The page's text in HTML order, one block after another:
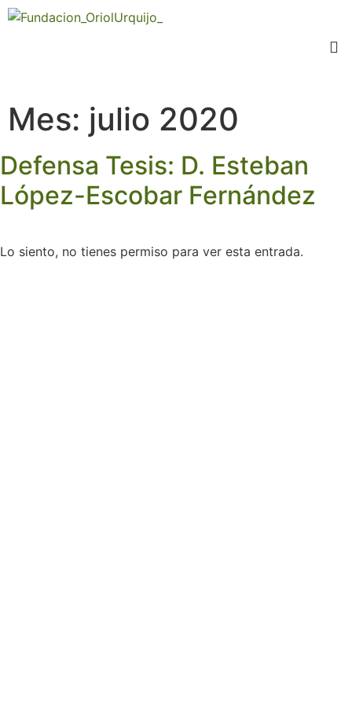
Mes: julio 2020
Defensa Tesis: D. Esteban
López-Escobar Fernández
Lo siento, no tienes permiso para ver esta entrada.